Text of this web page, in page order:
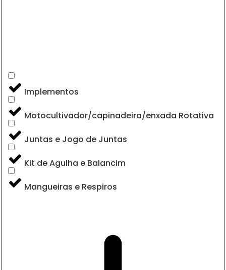
Implementos
Motocultivador/capinadeira/enxada Rotativa
Juntas e Jogo de Juntas
Kit de Agulha e Balancim
Mangueiras e Respiros